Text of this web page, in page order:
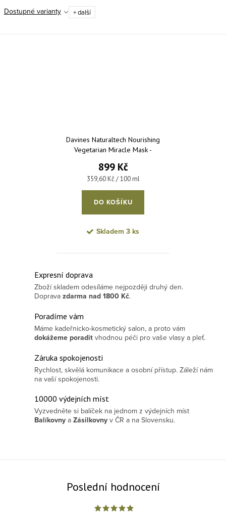
Dostupné varianty + další
Davines Naturaltech Nourishing
Vegetarian Miracle Mask -
lámavé vlasy 250 ml
899 Kč
Měrná cena:
359,60 Kč / 100 ml
DO KOŠÍKU
Skladem 3 ks
Ovládací prvky výpisu
Expresní doprava
Zboží skladem odesíláme nejpozději druhý den.
Doprava zdarma nad 1800 Kč.
Poradíme vám
Máme kadeřnicko-kosmetický salon, a proto vám
dokážeme poradit vhodnou péči pro vaše vlasy a pleť.
Záruka spokojenosti
Rychlost, skvělá komunikace a osobní přístup. Záleží nám
na vaší spokojenosti.
10000 výdejních míst
Vyzvedněte si balíček na jednom z výdejních míst
Balíkovny a Zásilkovny v ČR a na Slovensku.
Poslední hodnocení